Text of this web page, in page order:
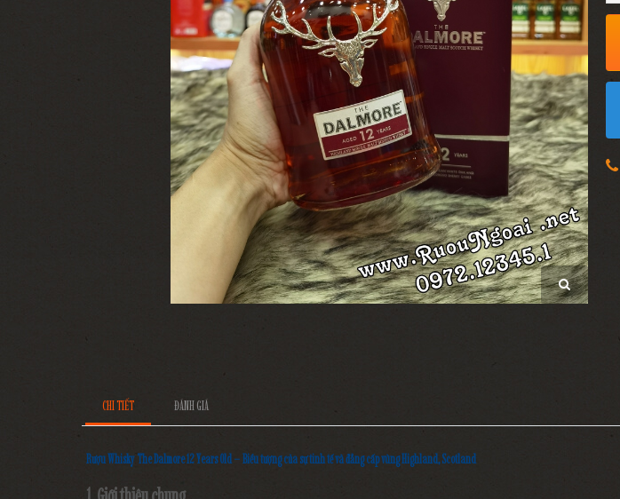
CHI TIẾT ĐÁNH GIÁ
Rượu Whisky The Dalmore 12 Years Old – Biểu tượng của sự tinh tế và đẳng cấp vùng Highland, Scotland